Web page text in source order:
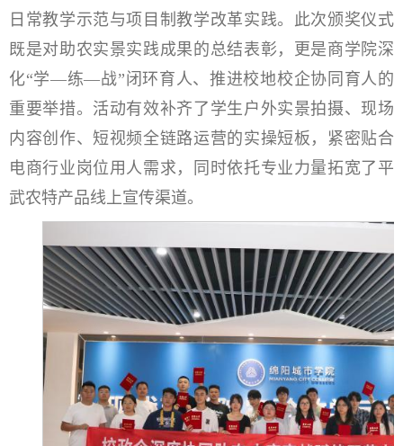
日常教学示范与项目制教学改革实践。此次颁奖仪式
既是对助农实景实践成果的总结表彰，更是商学院深
化“学—练—战”闭环育人、推进校地校企协同育人的
重要举措。活动有效补齐了学生户外实景拍摄、现场
内容创作、短视频全链路运营的实操短板，紧密贴合
电商行业岗位用人需求，同时依托专业力量拓宽了平
武农特产品线上宣传渠道。